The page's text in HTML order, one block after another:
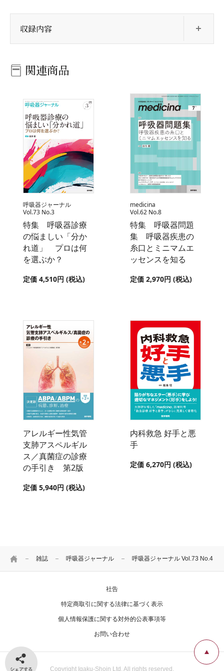
HOME 雑誌 呼吸器ジャーナル 呼吸器ジャーナル Vol.73 No.4
収録内容
関連商品
呼吸器ジャーナル
Vol.73 No.3
特集 呼吸器診療
の悩ましい「分か
れ道」 プロは何
を選ぶか？
定価 4,510円 (税込)
medicina
Vol.62 No.8
特集 呼吸器問題
集 呼吸器疾患の
糸口とミニマムエ
ッセンスを知る
定価 2,970円 (税込)
アレルギー性気管
支肺アスペルギル
ス／真菌症の診療
の手引き 第2版
定価 5,940円 (税込)
内科救急 好手と悪
手
定価 6,270円 (税込)
シェアする
社告
特定商取引に関する法律に基づく表示
個人情報保護に関する対外的公表事項等
お問い合わせ
Copyright Igaku-Shoin Ltd. All rights reserved.